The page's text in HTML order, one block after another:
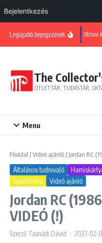
Bejelentkezés
Legújabb bejegyzések
Ohtani
The
ÖTLETTÁR, TUDÁSTÁR,
Menu
Főoldal /Videó ajánló/Jordan RC
Általános tudnivaló
Sportkártya
Videó ajánló
Jordan RC
VIDEÓ (!)
Szerző Tasnádi Dávid 2021-02-